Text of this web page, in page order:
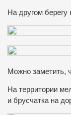
На другом берегу
Можно заметить,
На территории
и брусчатка на